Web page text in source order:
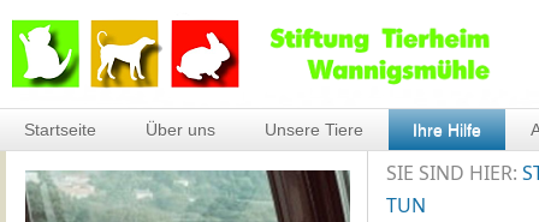
Startseite Über uns Unsere Tiere Ihre Hilfe
SIE SIND HIER:
TUN